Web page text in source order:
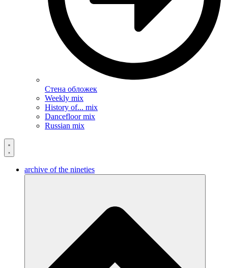
Стена обложек
Weekly mix
History of... mix
Dancefloor mix
Russian mix
archive of the nineties